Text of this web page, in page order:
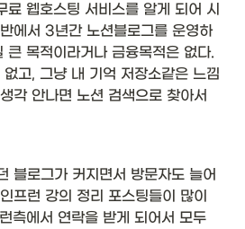
웹호스팅 서비스를 알게 되어 시
에서 3년간 노션블로그를 운영하
큰 목적이라거나 금융목적은 없다.
고, 그냥 내 기억 저장소같은 느낌
각 안나면 노션 검색으로 찾아서
블로그가 커지면서 방문자도 늘어
프런 강의 정리 포스팅들이 많이
측에서 연락을 받게 되어서 모두